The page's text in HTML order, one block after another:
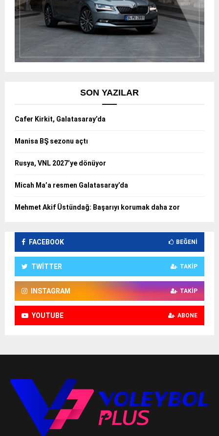
SON YAZILAR
Cafer Kirkit, Galatasaray’da
Manisa BŞ sezonu açtı
Rusya, VNL 2027’ye dönüyor
Micah Ma’a resmen Galatasaray’da
Mehmet Akif Üstündağ: Başarıyı korumak daha zor
FACEBOOK BEĞENI
TWITTER TAKIP
INSTAGRAM TAKIP
YOUTUBE ABONE